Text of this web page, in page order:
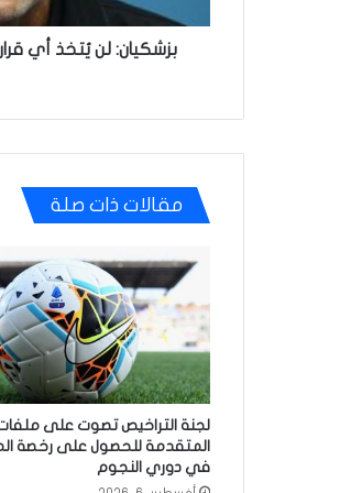
القومي
بزشكيان: لن يُتخذ أي
مقالات ذات صلة
لجنة التراخيص تصوت على ملفات
المتقدمة للحصول على رخصة
في دوري النجوم